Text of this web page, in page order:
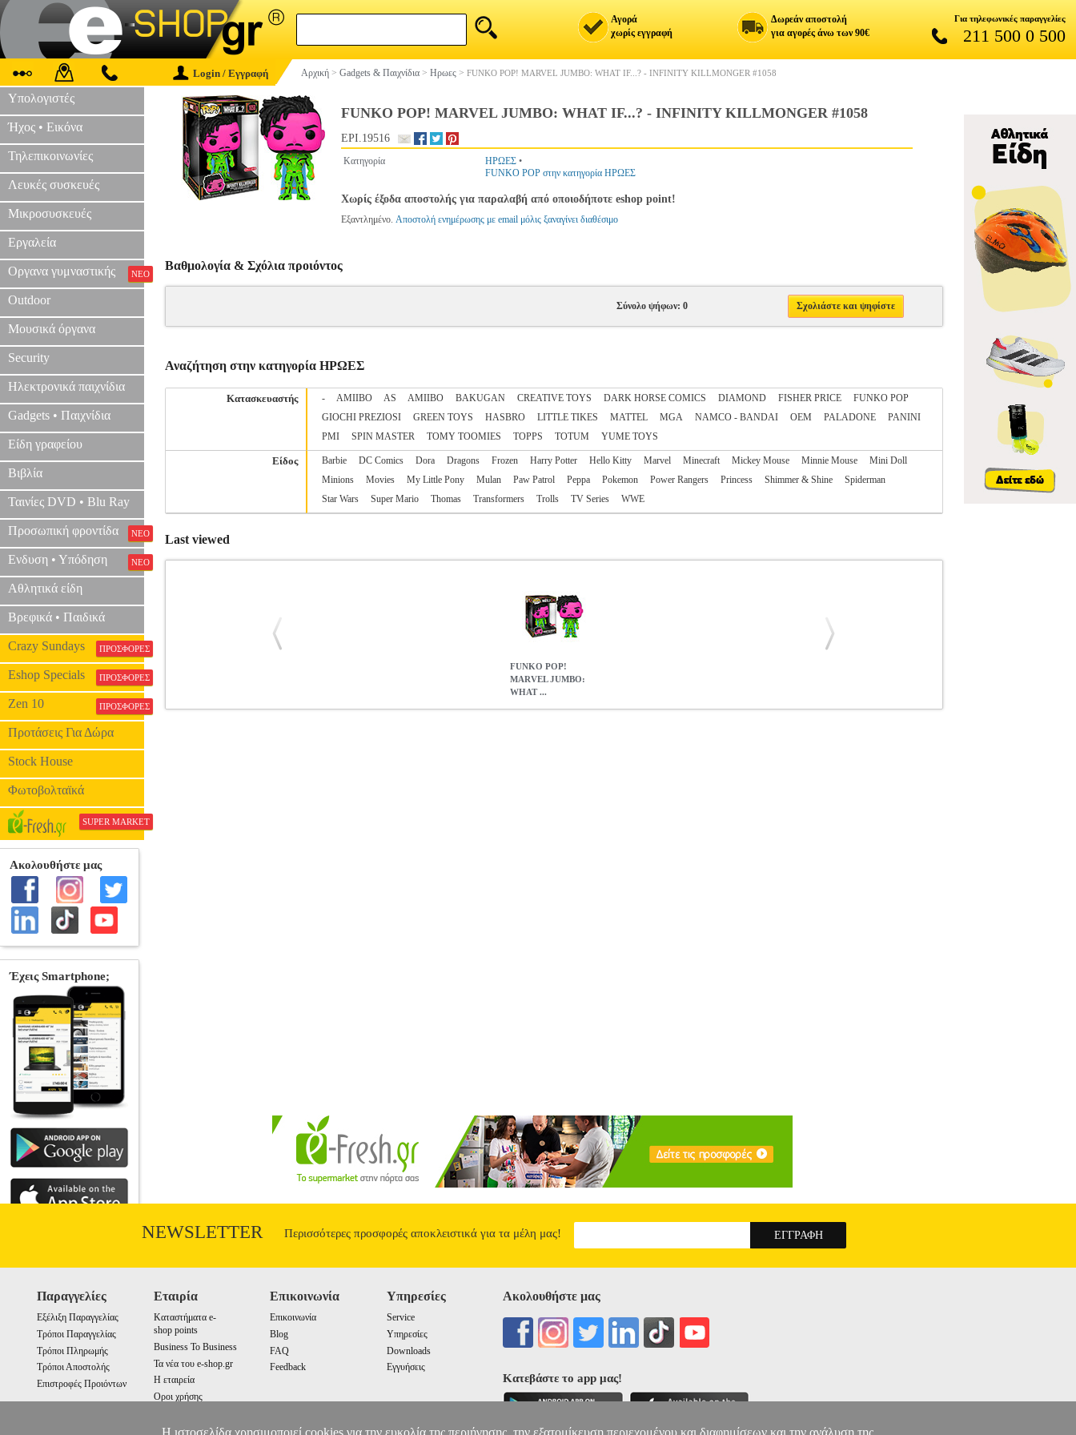
Αγορά
χωρίς εγγραφή
Δωρεάν αποστολή
για αγορές άνω των 90€
Για τηλεφωνικές παραγγελίες
211 500 0 500
Login / Εγγραφή Αρχική > Gadgets & Παιχνίδια > Ηρωες > FUNKO POP! MARVEL JUMBO: WHAT IF...? - INFINITY KILLMONGER #1058
Υπολογιστές
Ήχος • Εικόνα
Τηλεπικοινωνίες
Λευκές συσκευές
Μικροσυσκευές
Εργαλεία
Οργανα γυμναστικής ΝΕΟ
Outdoor
Μουσικά όργανα
Security
Ηλεκτρονικά παιχνίδια
Gadgets • Παιχνίδια
Είδη γραφείου
Βιβλία
Ταινίες DVD • Blu Ray
Προσωπική φροντίδα ΝΕΟ
Ενδυση • Υπόδηση ΝΕΟ
Αθλητικά είδη
Βρεφικά • Παιδικά
Crazy Sundays ΠΡΟΣΦΟΡΕΣ
Eshop Specials ΠΡΟΣΦΟΡΕΣ
Zen 10 ΠΡΟΣΦΟΡΕΣ
Προτάσεις Για Δώρα
Stock House
Φωτοβολταϊκά
SUPER MARKET
FUNKO POP! MARVEL JUMBO: WHAT IF...? - INFINITY KILLMONGER #1058
EPI.19516
Κατηγορία ΗΡΩΕΣ •
FUNKO POP στην κατηγορία ΗΡΩΕΣ
Χωρίς έξοδα αποστολής για παραλαβή από οποιοδήποτε eshop point!
Εξαντλημένο. Αποστολή ενημέρωσης με email μόλις ξαναγίνει διαθέσιμο
Βαθμολογία & Σχόλια προιόντος
Σύνολο ψήφων: 0 Σχολιάστε και ψηφίστε
Αναζήτηση στην κατηγορία ΗΡΩΕΣ
Κατασκευαστής - AMIIBO AS AΜΙΙΒΟ BAKUGAN CREATIVE TOYS DARK HORSE COMICS DIAMOND FISHER PRICE
FUNKO POP
GIOCHI PREZIOSI
GREEN TOYS HASBRO LITTLE TIKES MATTEL MGA NAMCO - BANDAI OEM PALADONE
PANINI
PMI
SPIN MASTER TOMY TOOMIES TOPPS TOTUM YUME TOYS
Είδος Barbie DC Comics Dora Dragons Frozen Harry Potter Hello Kitty Marvel Minecraft Mickey Mouse Minnie Mouse
Mini Doll
Minions
Movies My Little Pony Mulan Paw Patrol Peppa Pokemon Power Rangers Princess Shimmer & Shine
Spiderman
Star Wars
Super Mario Thomas Transformers Trolls TV Series WWE
Last viewed
FUNKO POP!
MARVEL JUMBO:
WHAT ...
FUNKO POP! MARVEL JUMBO: WHAT IF...? - INFINITY KILLMONGER #1058
NEWSLETTER Περισσότερες προσφορές αποκλειστικά για τα μέλη μας!
Παραγγελίες
Εξέλιξη Παραγγελίας
Τρόποι Παραγγελίας
Τρόποι Πληρωμής
Τρόποι Αποστολής
Επιστροφές Προιόντων
Εταιρία
Καταστήματα e-
shop points
Business To Business
Τα νέα του e-shop.gr
Η εταιρεία
Οροι χρήσης
Επικοινωνία
Επικοινωνία
Blog
FAQ
Feedback
Υπηρεσίες
Service
Υπηρεσίες
Downloads
Εγγυήσεις
Ακολουθήστε μας
Κατεβάστε το app μας!